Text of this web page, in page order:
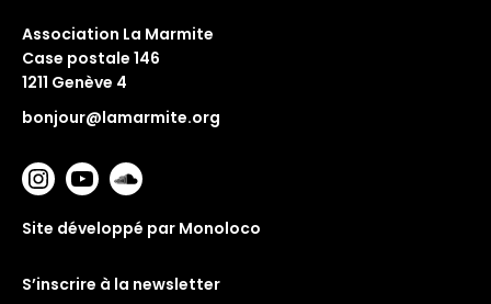
Association La Marmite
Case postale 146
1211 Genève 4
bonjour@lamarmite.org
Site développé par Monoloco
S’inscrire à la newsletter